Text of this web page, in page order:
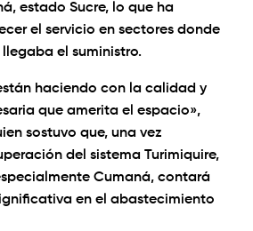
estado Sucre, lo que ha
el servicio en sectores donde
el suministro.
haciendo con la calidad y
que amerita el espacio»,
sostuvo que, una vez
del sistema Turimiquire,
Cumaná, contará
en el abastecimiento